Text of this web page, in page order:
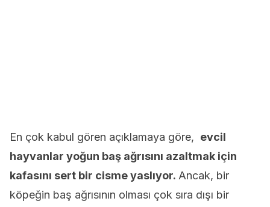
En çok kabul gören açıklamaya göre, evcil
hayvanlar yoğun baş ağrısını azaltmak için
kafasını sert bir cisme yaslıyor. Ancak, bir
köpeğin baş ağrısının olması çok sıra dışı bir